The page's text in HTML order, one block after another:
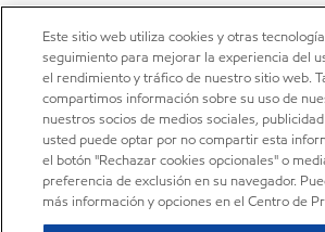
Más información
Centro de suscripción
Reciba las últimas noticias de ExxonMobil
actualizado.
Suscríbete ahora
LinkedIn
X YouTube
Este sitio web utiliza cookies y otras
seguimiento para mejorar la experiencia del
el rendimiento y tráfico de nuestro sitio web.
compartimos información sobre su uso de
nuestros socios de medios sociales,
usted puede optar por no compartir esta
el botón "Rechazar cookies opcionales" o
preferencia de exclusión en su navegador.
más información y opciones en el Centro de